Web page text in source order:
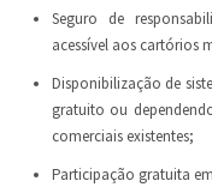
Seguro de
acessível aos cartórios
Disponibilização de
gratuito ou
comerciais existentes;
Participação gratuita